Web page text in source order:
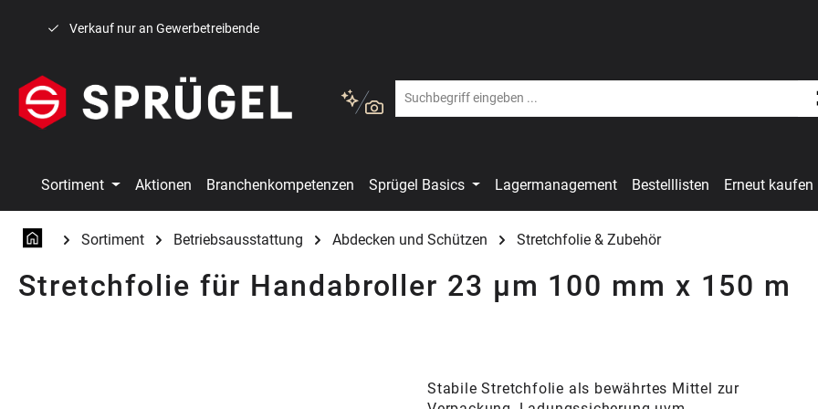
Verkauf nur an Gewerbetreibende
Sortiment Aktionen Branchenkompetenzen Sprügel Basics Lagermanagement Bestelllisten Erneut kaufen
Sortiment Betriebsausstattung Abdecken und Schützen Stretchfolie & Zubehör
Stretchfolie für Handabroller 23 µm 100 mm x 150 m
Stabile Stretchfolie als bewährtes Mittel zur